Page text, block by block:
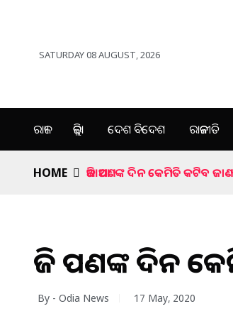
SATURDAY 08 AUGUST, 2026
ରାଜ୍ୟ ଜିଲ୍ଲା ଦେଶ ବିଦେଶ ରାଜନୀତି
HOME ଆଜି ଆପଣଙ୍କ ଦିନ କେମିତି କଟିବ
ଆଜି ଆପଣଙ୍କ ଦିନ
By - Odia News 17 May, 2020